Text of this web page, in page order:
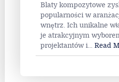
Blaty kompozytowe
popularności w
wnętrz. Ich unikalne
je atrakcyjnym
projektantów i… Read